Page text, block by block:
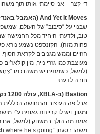
די קצר – אני סיימתי אותו תוך משהו כמו 4-5
And Yet It Moves (האמבל באנדל או $10 בסטים) –
שבנוי על “סיבוב” של העולם,
פחות מזה). הקונספט נשמע נורא
הזויים וממש מגניבים לקראת
מעוצבת כמו גזרי נייר, מין
(למשל, כשמתים יש משהו כמו
חובה לדעתי.
Bastion (ב-XBLA, עולה 1200 נקודות) –
אבל פה העיצוב והתחושה
ומגוון, ויש לו קריינות גאונית
אמת מה הולך במשחק (למשל, אם